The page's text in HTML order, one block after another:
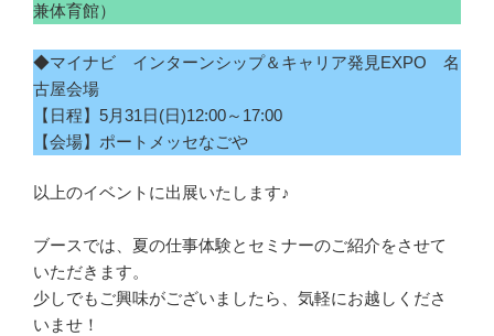
兼体育館）
◆マイナビ インターンシップ＆キャリア発見EXPO 名
古屋会場
【日程】5月31日(日)12:00～17:00
【会場】ポートメッセなごや
以上のイベントに出展いたします♪
ブースでは、夏の仕事体験とセミナーのご紹介をさせて
いただきます。
少しでもご興味がございましたら、気軽にお越しくださ
いませ！